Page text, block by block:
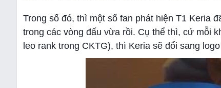
Trong số đó, thì một số fan phát hiện T1 Keria
trong các vòng đấu vừa rồi. Cụ thể thì, cứ mỗi
leo rank trong CKTG), thì Keria sẽ đổi sang